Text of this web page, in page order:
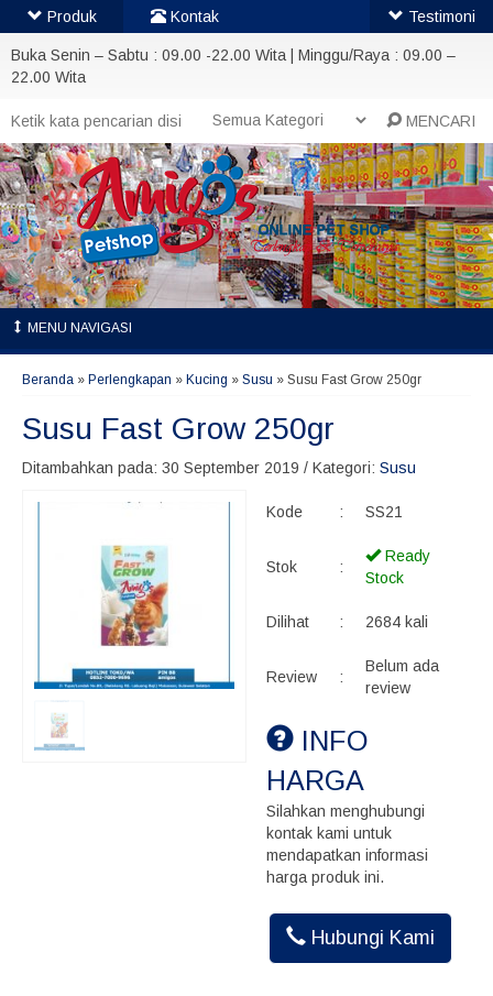
Buka Senin – Sabtu : 09.00 -22.00 Wita | Minggu/Raya : 09.00 –
22.00 Wita
MENCARI
MENU NAVIGASI
Beranda » Perlengkapan » Kucing » Susu » Susu Fast Grow 250gr
Susu Fast Grow 250gr
Ditambahkan pada: 30 September 2019 / Kategori: Susu
Kode : SS21
Stok :
Ready
Stock
Dilihat : 2684 kali
Review :
Belum ada
review
INFO
HARGA
Silahkan menghubungi
kontak kami untuk
mendapatkan informasi
harga produk ini.
Hubungi Kami
Produk Kontak Testimoni